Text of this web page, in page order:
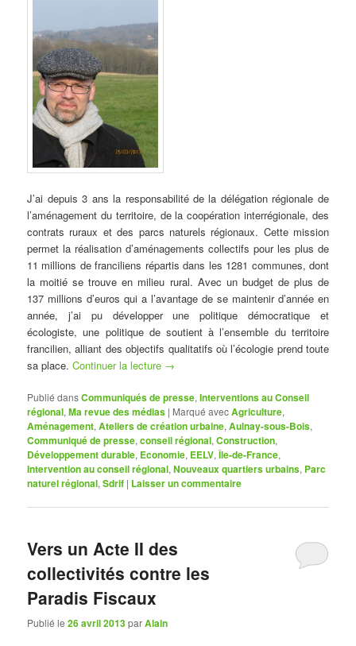
J’ai depuis 3 ans la responsabilité de la délégation régionale de
l’aménagement du territoire, de la coopération interrégionale, des
contrats ruraux et des parcs naturels régionaux. Cette mission
permet la réalisation d’aménagements collectifs pour les plus de
11 millions de franciliens répartis dans les 1281 communes, dont
la moitié se trouve en milieu rural. Avec un budget de plus de
137 millions d’euros qui a l’avantage de se maintenir d’année en
année, j’ai pu développer une politique démocratique et
écologiste, une politique de soutient à l’ensemble du territoire
francilien, alliant des objectifs qualitatifs où l’écologie prend toute
sa place.Continuer la lecture →
Publié dansCommuniqués de presse,Interventions au Conseil
régional,Ma revue des médias | Marqué avecAgriculture,
Aménagement,Ateliers de création urbaine,Aulnay-sous-Bois,
Communiqué de presse,conseil régional,Construction,
Développement durable, Economie, EELV,Île-de-France,
Intervention au conseil régional,Nouveaux quartiers urbains, Parc
naturel régional,Sdrif | Laisser un commentaire
Vers un Acte II des
collectivités contre les
Paradis Fiscaux
Publié le26 avril 2013parAlain